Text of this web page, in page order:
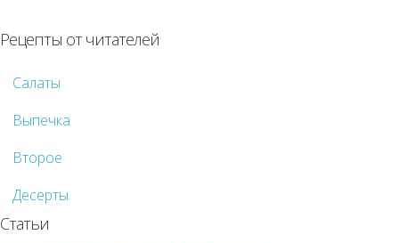
Рецепты от читателей
Салаты
Выпечка
Второе
Десерты
Статьи